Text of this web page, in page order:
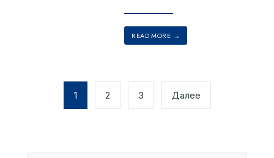
READ MORE →
1 2 3 Далее